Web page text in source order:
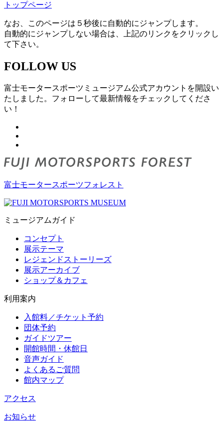
トップページ
なお、このページは５秒後に自動的にジャンプします。
自動的にジャンプしない場合は、上記のリンクをクリックし
て下さい。
FOLLOW US
富士モータースポーツミュージアム公式アカウントを開設い
たしました。フォローして最新情報をチェックしてくださ
い！
富士モータースポーツフォレスト
ミュージアムガイド
コンセプト
展示テーマ
レジェンドストーリーズ
展示アーカイブ
ショップ＆カフェ
利用案内
入館料／チケット予約
団体予約
ガイドツアー
開館時間・休館日
音声ガイド
よくあるご質問
館内マップ
アクセス
お知らせ